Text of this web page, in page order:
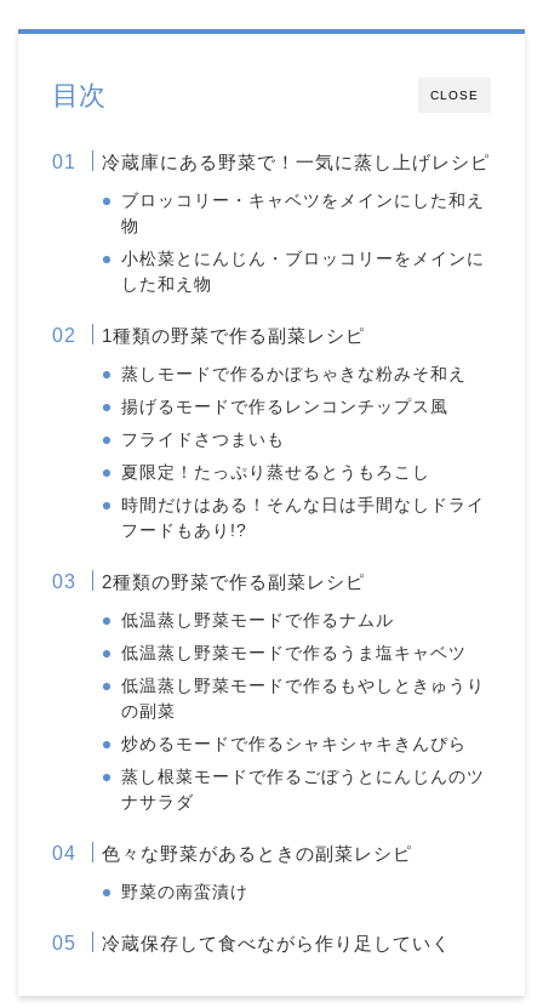
CLOSE
目次
冷蔵庫にある野菜で！一気に蒸し上げレシピ
ブロッコリー・キャベツをメインにした和え
物
小松菜とにんじん・ブロッコリーをメインに
した和え物
1種類の野菜で作る副菜レシピ
蒸しモードで作るかぼちゃきな粉みそ和え
揚げるモードで作るレンコンチップス風
フライドさつまいも
夏限定！たっぷり蒸せるとうもろこし
時間だけはある！そんな日は手間なしドライ
フードもあり!?
2種類の野菜で作る副菜レシピ
低温蒸し野菜モードで作るナムル
低温蒸し野菜モードで作るうま塩キャベツ
低温蒸し野菜モードで作るもやしときゅうり
の副菜
炒めるモードで作るシャキシャキきんぴら
蒸し根菜モードで作るごぼうとにんじんのツ
ナサラダ
色々な野菜があるときの副菜レシピ
野菜の南蛮漬け
冷蔵保存して食べながら作り足していく